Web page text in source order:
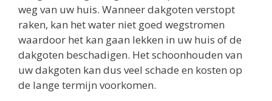
weg van uw huis. Wanneer dakgoten verstopt
raken, kan het water niet goed wegstromen
waardoor het kan gaan lekken in uw huis of de
dakgoten beschadigen. Het schoonhouden van
uw dakgoten kan dus veel schade en kosten op
de lange termijn voorkomen.